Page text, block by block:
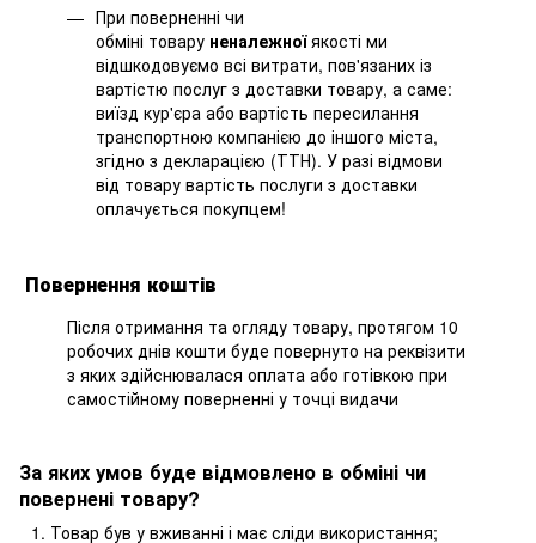
При поверненні чи
обміні товару неналежноїякості ми
відшкодовуємо всі витрати, пов'язаних із
вартістю послуг з доставки товару, а саме:
виїзд кур'єра або вартість пересилання
транспортною компанією до іншого міста,
згідно з декларацією (ТТН). У разі відмови
від товару вартість послуги з доставки
оплачується покупцем!
Повернення коштів
Після отримання та огляду товару, протягом 10
робочих днів кошти буде повернуто на реквізити
з яких здійснювалася оплата або готівкою при
самостійному поверненні у точці видачи
За яких умов буде відмовлено в обміні чи
повернені товару?
Товар був у вживанні і має сліди використання;